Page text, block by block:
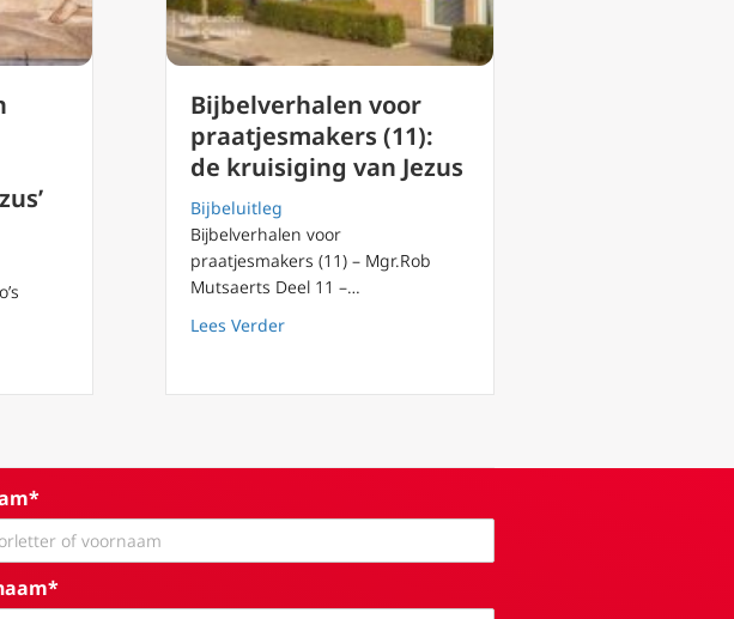
op ons nemen?
en verrezen Christus versus ‘de therapeutische Jezus’
Bijbelverhalen voor
praatjesmakers (11):
de kruisiging van Jezus
Bijbeluitleg
Bijbelverhalen voor
praatjesmakers (11) – Mgr.Rob
Mutsaerts Deel 11 –…
Lees Verderabout Bijbelverhalen voor praatjesmakers (11): de